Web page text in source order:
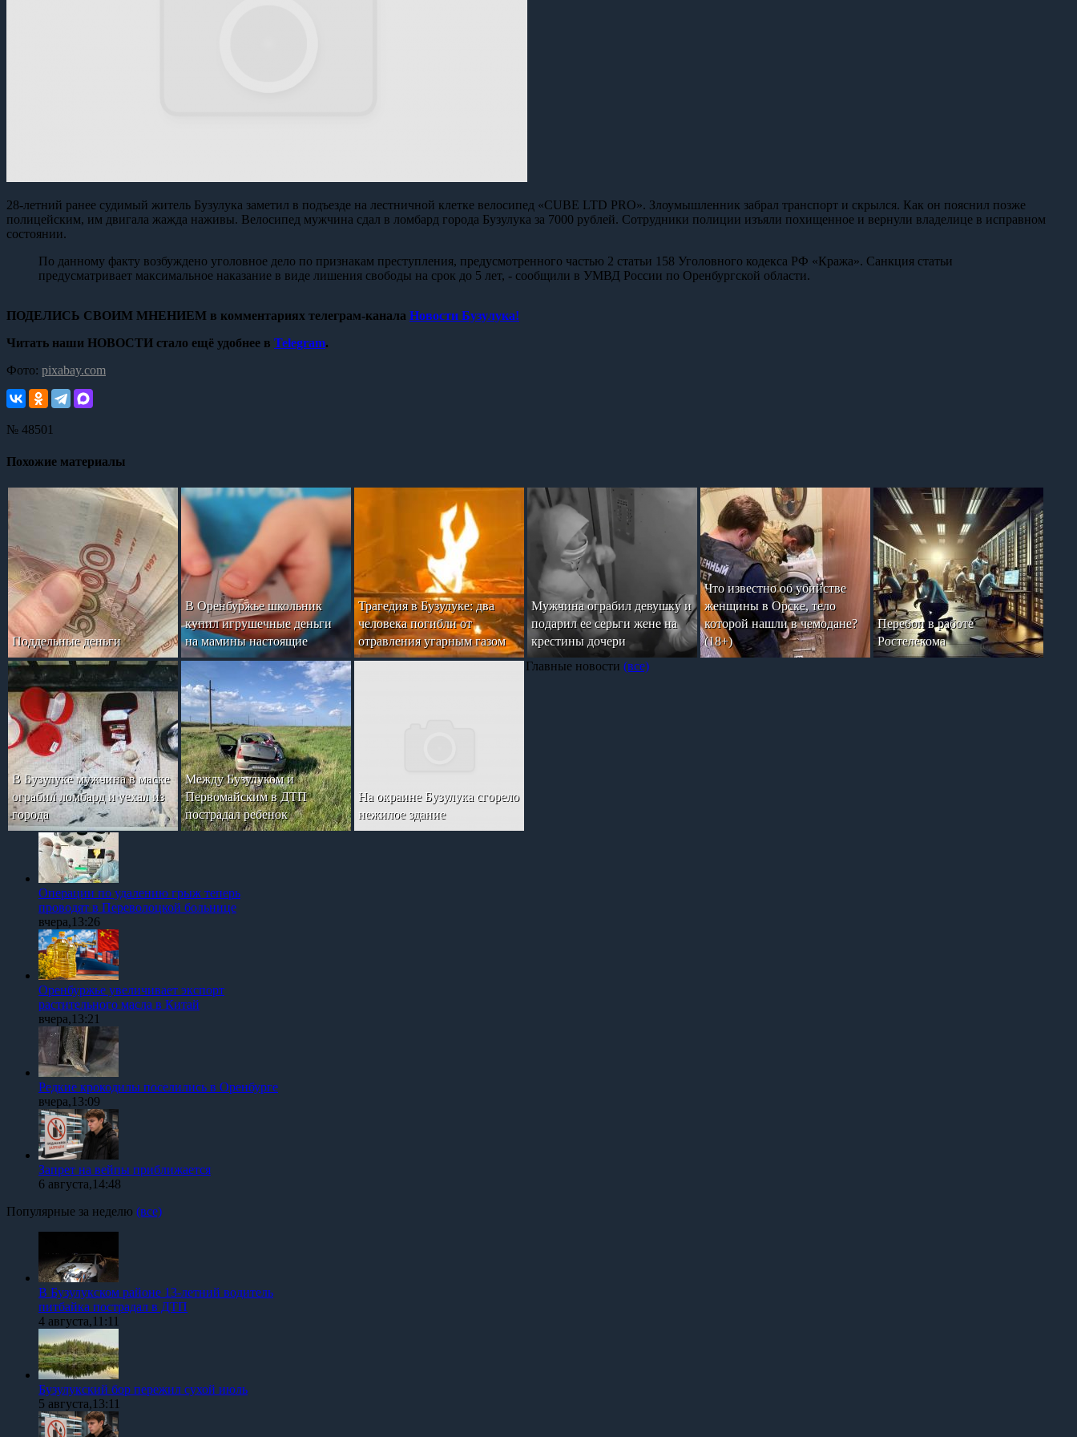
28-летний ранее судимый житель Бузулука заметил в подъезде на лестничной клетке велосипед «CUBE LTD PRO». Злоумышленник забрал транспорт и скрылся. Как он пояснил позже
полицейским, им двигала жажда наживы. Велосипед мужчина сдал в ломбард города Бузулука за 7000 рублей. Сотрудники полиции изъяли похищенное и вернули владелице в исправном
состоянии.
По данному факту возбуждено уголовное дело по признакам преступления, предусмотренного частью 2 статьи 158 Уголовного кодекса РФ «Кража». Санкция статьи
предусматривает максимальное наказание в виде лишения свободы на срок до 5 лет, - сообщили в УМВД России по Оренбургской области.
ПОДЕЛИСЬ СВОИМ МНЕНИЕМ в комментариях телеграм-канала Новости Бузулука!
Читать наши НОВОСТИ стало ещё удобнее в Telegram.
Фото: pixabay.com
№ 48501
Похожие материалы
Поддельные деньги
В Оренбуржье школьник
купил игрушечные деньги
на мамины настоящие
Трагедия в Бузулуке: два
человека погибли от
отравления угарным газом
Мужчина ограбил девушку и
подарил ее серьги жене на
крестины дочери
Что известно об убийстве
женщины в Орске, тело
которой нашли в чемодане?
(18+)
Перебои в работе
Ростелекома
В Бузулуке мужчина в маске
ограбил ломбард и уехал из
города
Между Бузулуком и
Первомайским в ДТП
пострадал ребенок
На окраине Бузулука сгорело
нежилое здание
Главные новости (все)
Операции по удалению грыж теперь
проводят в Переволоцкой больнице
вчера,13:26
Оренбуржье увеличивает экспорт
растительного масла в Китай
вчера,13:21
Редкие крокодилы поселились в Оренбурге
вчера,13:09
Запрет на вейпы приближается
6 августа,14:48
Популярные за неделю (все)
В Бузулукском районе 13-летний водитель
питбайка пострадал в ДТП
4 августа,11:11
Бузулукский бор пережил сухой июль
5 августа,13:11